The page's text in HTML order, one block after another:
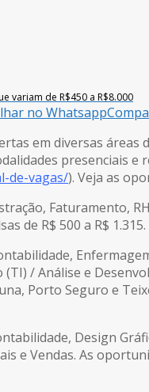
variam de R$450 a R$8.000
no Whatsapp
em diversas áreas
presenciais e
de-vagas/). Veja as
Faturamento,
de R$ 500 a R$ 1.315.
/ Análise e
Porto Seguro e
Design
e Vendas. As